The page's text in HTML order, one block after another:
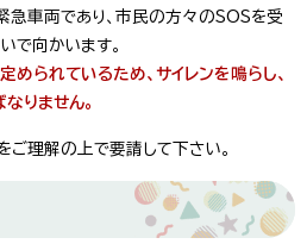
急車両であり、市民の方々のSOSを受
で向かいます。
られているため、サイレンを鳴らし、
りません。
ご理解の上で要請して下さい。